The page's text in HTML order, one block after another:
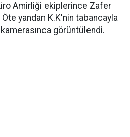
Amirliği ekiplerince Zafer
yandan K.K'nin tabancayla
görüntülendi.